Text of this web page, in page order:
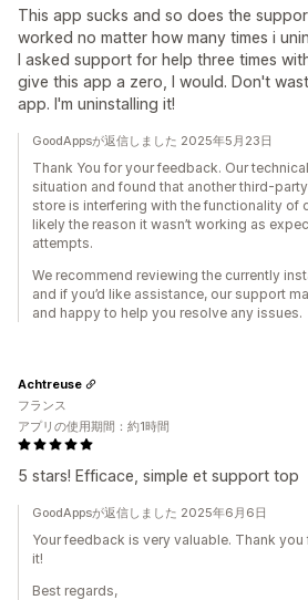
This app sucks and so does the
worked no matter how many times i
I asked support for help three times
give this app a zero, I would. Don't
app. I'm uninstalling it!
GoodAppsが返信しました 2025年5月23日
Thank You for your feedback. Our
situation and found that another third-
store is interfering with the functionality of
likely the reason it wasn’t working as
attempts.
We recommend reviewing the currently
and if you’d like assistance, our support
and happy to help you resolve any issues.
5 stars! Efficace, simple et support top
Achtreuse
フランス
アプリの使用期間：約1時間
GoodAppsが返信しました 2025年6月6日
Your feedback is very valuable. Thank
it!
Best regards,